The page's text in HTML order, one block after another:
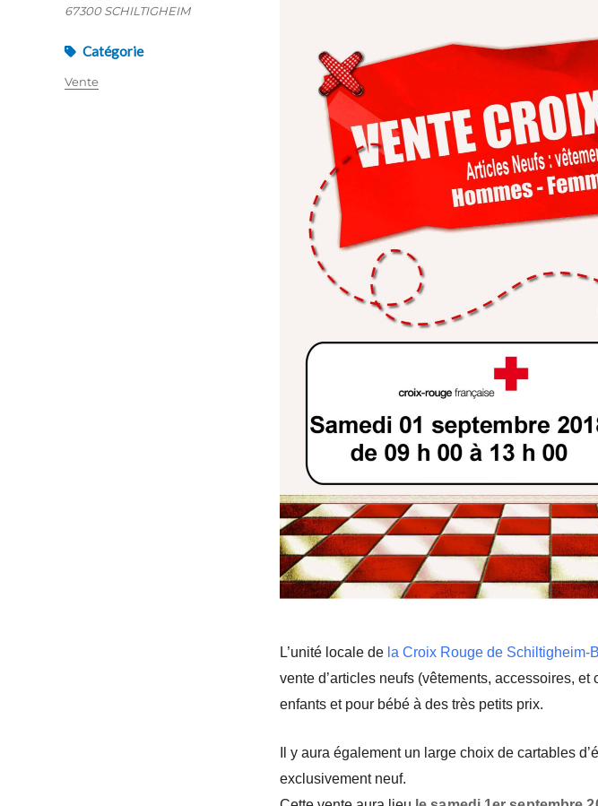
L’unité locale de la Croix Rouge de
vente d’articles neufs (vêtements, accessoires,
enfants et pour bébé à des très petits prix.
Il y aura également un large choix de cartables
exclusivement neuf.
67300 SCHILTIGHEIM
Catégorie
Vente